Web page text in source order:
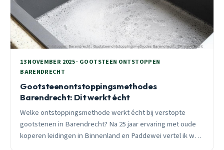
13 NOVEMBER 2025 · GOOTSTEEN ONTSTOPPEN
BARENDRECHT
Gootsteenontstoppingsmethodes
Barendrecht: Dit werkt écht
Welke ontstoppingsmethode werkt écht bij verstopte
gootstenen in Barendrecht? Na 25 jaar ervaring met oude
koperen leidingen in Binnenland en Paddewei vertel ik wat